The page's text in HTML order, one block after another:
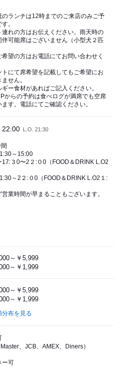
ランチは12時までのご来店のみご予
。
れの方はお伝えください。雨天時の
伴可能席はございません（小型犬２匹
望の方はお電話にてお問い合わせく
にて席希望を記載してもご希望にお
せん。
ー食材があればご記入ください。
からの予約は食べログが満席でも空席
す。電話にてご確認ください。
22:00 L.O. 21:30
～15:00
17:３0〜2２:０0（FOOD＆DRINK L.O2
～2２:０0（FOOD＆DRINK L.O2１:
業時間が早まることもございます。
～￥5,999
～￥1,999
～￥5,999
～￥1,999
分布を見る
Master、JCB、AMEX、Diners）
ー可